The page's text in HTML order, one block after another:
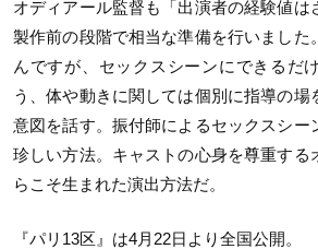
オディアール監督も「出演者の経験値は
製作前の段階で相当な準備を行いました
んですが、セックスシーンにできるだ
う、体や動きに関しては個別に指導の場
意図を話す。振付師によるセックスシー
珍しい方法。キャストの心身を尊重する
らこそ生まれた演出方法だ。
『パリ13区』は4月22日より全国公開。